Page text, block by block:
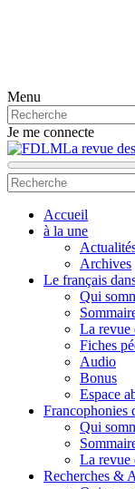
Menu
Je me connecte
La revue
Accueil
à la une
Archives
Le français
Qui
La revue
Fiches
Audio
Bonus
Espace
Francophonies
Qui
La revue
Recherches &